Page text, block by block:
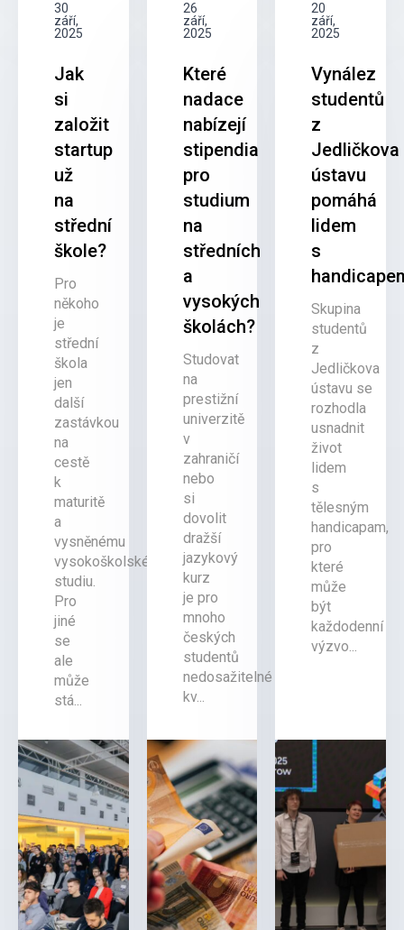
30
září,
2025
Jak
si
založit
startup
už
na
střední
škole?
Pro
někoho
je
střední
škola
jen
další
zastávkou
na
cestě
k
maturitě
a
vysněnému
vysokoškolskému
studiu.
Pro
jiné
se
ale
může
stá...
26
září,
2025
Které
nadace
nabízejí
stipendia
pro
studium
na
středních
a
vysokých
školách?
Studovat
na
prestižní
univerzitě
v
zahraničí
nebo
si
dovolit
dražší
jazykový
kurz
je pro
mnoho
českých
studentů
nedosažitelné
kv...
20
září,
2025
Vynález
studentů
z
Jedličkova
ústavu
pomáhá
lidem
s
Skupina
studentů
z
Jedličkova
ústavu se
rozhodla
usnadnit
život
lidem
s
tělesným
handicapam,
pro
které
může
být
každodenní
výzvo...